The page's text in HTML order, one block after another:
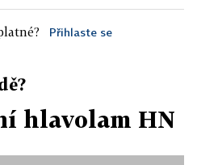
Přihlaste se
hlavolam HN